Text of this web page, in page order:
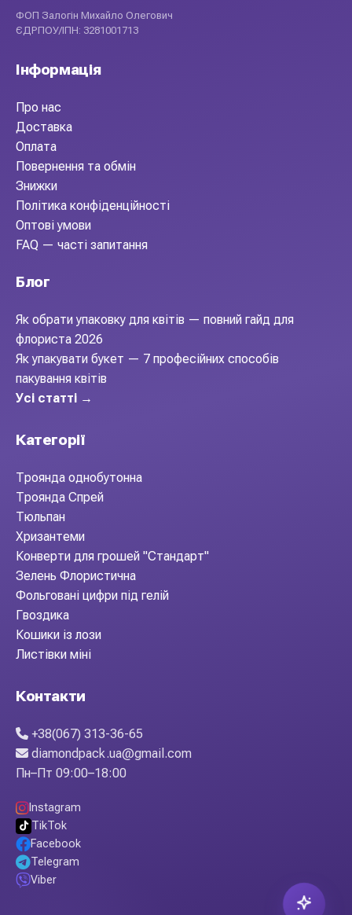
ФОП Залогін Михайло Олегович
ЄДРПОУ/ІПН: 3281001713
Інформація
Про нас
Доставка
Оплата
Повернення та обмін
Знижки
Політика конфіденційності
Оптові умови
FAQ — часті запитання
Блог
Як обрати упаковку для квітів — повний гайд для
флориста 2026
Як упакувати букет — 7 професійних способів
пакування квітів
Усі статті →
Категорії
Троянда однобутонна
Троянда Спрей
Тюльпан
Хризантеми
Конверти для грошей "Стандарт"
Зелень Флористична
Фольговані цифри під гелій
Гвоздика
Кошики із лози
Листівки міні
Контакти
+38(067) 313-36-65
diamondpack.ua@gmail.com
Пн–Пт 09:00–18:00
Instagram
TikTok
Facebook
Telegram
Viber